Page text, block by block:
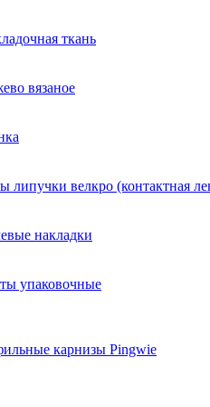
ткань
вязаное
липучки велкро (контактная
накладки
упаковочные
карнизы Pingwie